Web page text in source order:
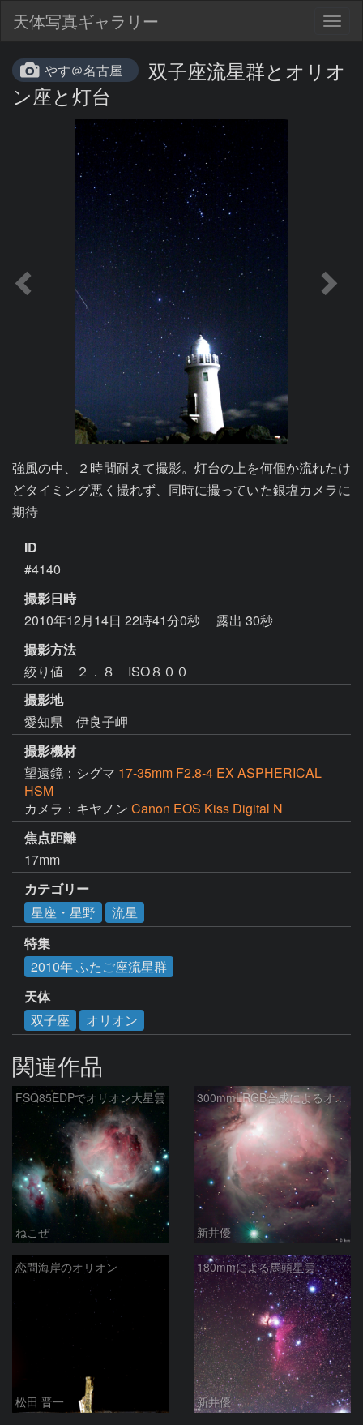
天体写真ギャラリー
やす＠名古屋
双子座流星群とオリオ
ン座と灯台
強風の中、２時間耐えて撮影。灯台の上を何個か流れたけ
どタイミング悪く撮れず、同時に撮っていた銀塩カメラに
期待
ID
#4140
撮影日時
2010年12月14日 22時41分0秒
露出 30秒
撮影方法
絞り値 ２．８ ISO８００
撮影地
愛知県 伊良子岬
撮影機材
望遠鏡：シグマ 17-35mm F2.8-4 EX ASPHERICAL
HSM
カメラ：キヤノン Canon EOS Kiss Digital N
焦点距離
17mm
カテゴリー
星座・星野
流星
特集
2010年 ふたご座流星群
天体
双子座
オリオン
関連作品
FSQ85EDPでオリオン大星雲
ねこぜ
300mmLRGB合成によるオリオン座大星雲
新井優
恋問海岸のオリオン
松田 晋一
180mmによる馬頭星雲
新井優